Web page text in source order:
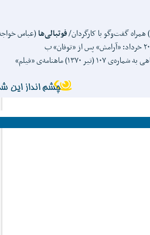
گفت‌وگو با کارگردان/فوتبالی‌ها(عباس
شماره‌ی ۱۰۷ (تیر ۱۳۷۰) ماهنامه‌ی «فیلم»